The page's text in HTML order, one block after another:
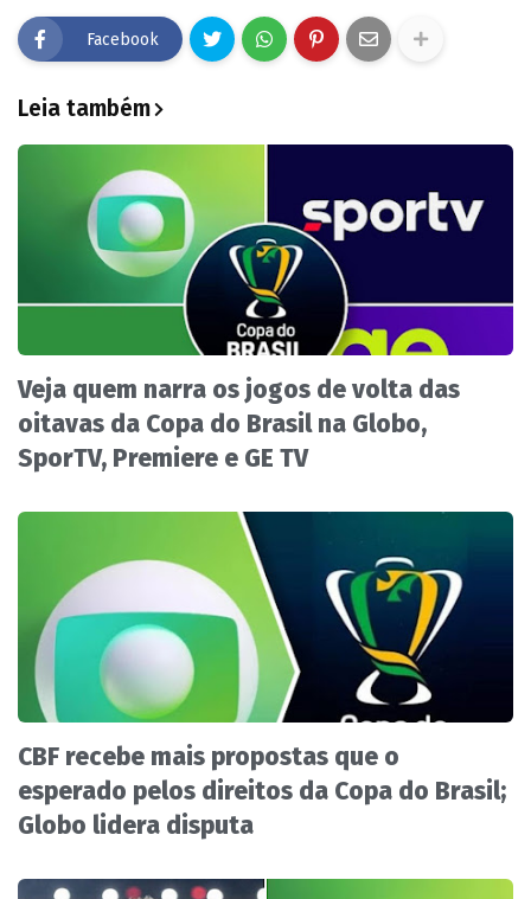
Facebook
Leia também
Veja quem narra os jogos de volta das
oitavas da Copa do Brasil na Globo,
SporTV, Premiere e GE TV
CBF recebe mais propostas que o
esperado pelos direitos da Copa do Brasil;
Globo lidera disputa